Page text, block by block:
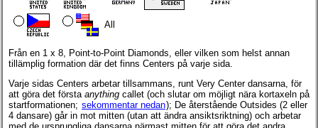
All
Från en 1 x 8, Point-to-Point Diamonds, eller vilken som helst annan
tillämplig formation där det finns Centers på varje sida.
Varje sidas Centers arbetar tillsammans, runt Very Center dansarna, för
att göra det första anything callet (och slutar om möjligt nära kortaxeln på
startformationen; sekommentar nedan); De återstående Outsides (2 eller
4 dansare) går in mot mitten (utan att ändra ansiktsriktning) och arbetar